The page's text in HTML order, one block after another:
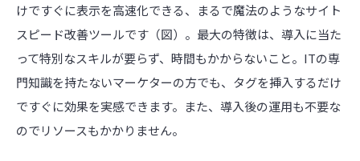
けですぐに表示を高速化できる、まるで魔法のようなサイト
スピード改善ツールです（図）。最大の特徴は、導入に当た
って特別なスキルが要らず、時間もかからないこと。ITの専
門知識を持たないマーケターの方でも、タグを挿入するだけ
ですぐに効果を実感できます。また、導入後の運用も不要な
のでリソースもかかりません。